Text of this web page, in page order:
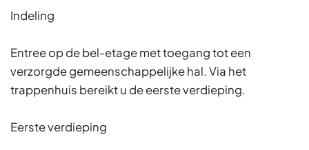
Indeling
Entree op de bel-etage met toegang tot een
verzorgde gemeenschappelijke hal. Via het
trappenhuis bereikt u de eerste verdieping.
Eerste verdieping